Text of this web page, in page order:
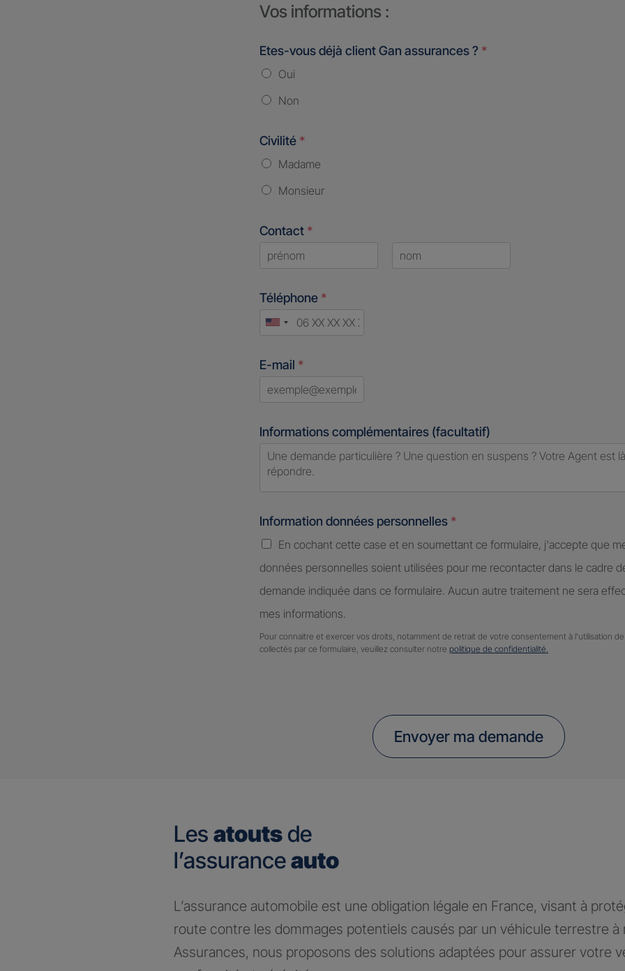
Vos informations :
Etes-vous déjà client Gan assurances ? *
Oui
Non
Civilité *
Madame
Monsieur
Contact *
Téléphone *
United
E-mail *
Informations complémentaires (facultatif)
Information données personnelles *
En cochant cette case et en soumettant ce formulaire, j'accepte que
données personnelles soient utilisées pour me recontacter dans le cadre
demande indiquée dans ce formulaire. Aucun autre traitement ne sera
mes informations.
Pour connaitre et exercer vos droits, notamment de retrait de votre consentement à l'utilisation
collectés par ce formulaire, veuillez consulter notre politique de confidentialité.
Envoyer ma demande
Les atoutsde
l’assuranceauto
​L’assurance automobile est une obligation légale en France, visant à
route contre les dommages potentiels causés par un véhicule terrestre à
Assurances, nous proposons des solutions adaptées pour assurer votre